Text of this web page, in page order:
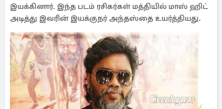
இயக்கினார். இந்த படம் ரசிகர்கள் மத்தியில் மாஸ் ஹிட்
அடித்து இவரின் இயக்குநர் அந்தஸ்தை உயர்த்தியது.